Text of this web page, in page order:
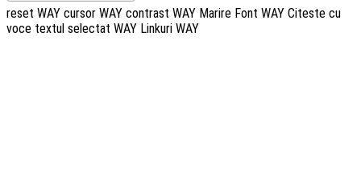
reset WAY cursor WAY contrast WAY Marire Font WAY Citeste cu
voce textul selectat WAY Linkuri WAY